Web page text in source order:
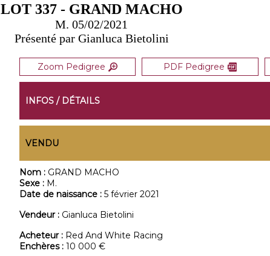
LOT 337 - GRAND MACHO
M. 05/02/2021
Présenté par Gianluca Bietolini
Zoom Pedigree PDF Pedigree
INFOS / DÉTAILS
VENDU
Nom : GRAND MACHO
Sexe : M.
Date de naissance : 5 février 2021
Vendeur : Gianluca Bietolini
Acheteur : Red And White Racing
Enchères : 10 000 €